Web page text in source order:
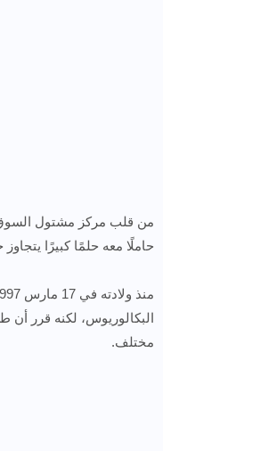
من قلب مركز مشتول
حاملًا معه حلمًا كبيرًا
البكالوريوس، لكنه قرر
مختلف.